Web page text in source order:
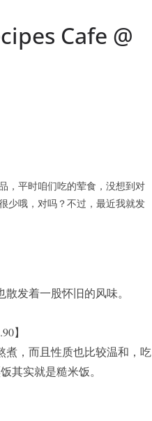
Cafe @
，平时咱们吃的荤食，没想到对
少哦，对吗？不过，最近我就发
发着一股怀旧的风味。
】
煮，而且性质也比较温和，吃
其实就是糙米饭。